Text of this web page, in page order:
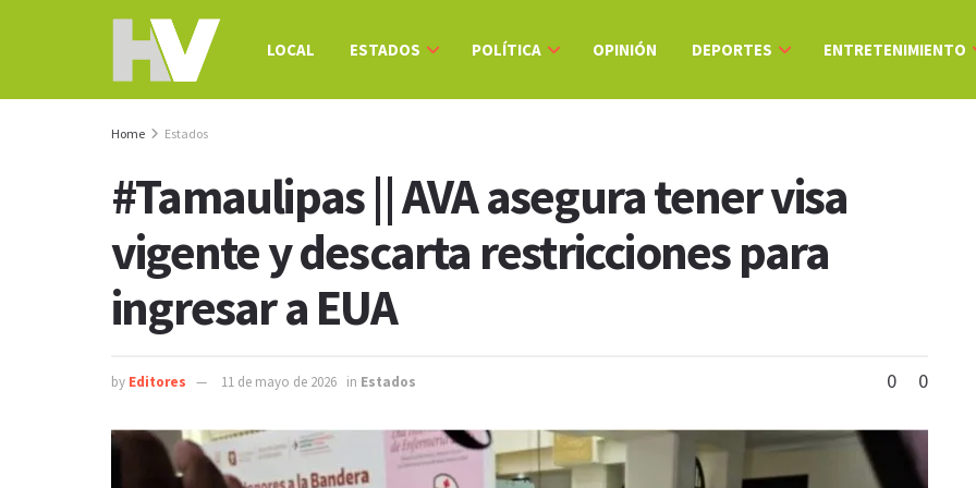
LOCAL ESTADOS POLÍTICA OPINIÓN DEPORTES ENTRETENIMIENTO
Home Estados
#Tamaulipas || AVA asegura tener visa
vigente y descarta restricciones para
ingresar a EUA
by Editores 11 de mayo de 2026 in Estados 0 0